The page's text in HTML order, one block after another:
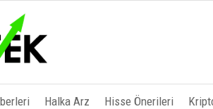
Halka Arz Hisse Önerileri